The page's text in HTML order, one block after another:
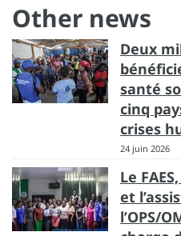
Other news
Deux
santé
cinq
crises
24 juin 2026
Le
et
l’OPS/